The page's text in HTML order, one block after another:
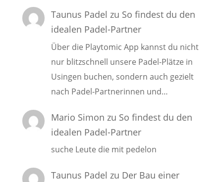
Taunus Padel zu So findest du den
idealen Padel-Partner
Über die Playtomic App kannst du nicht
nur blitzschnell unsere Padel-Plätze in
Usingen buchen, sondern auch gezielt
nach Padel-Partnerinnen und…
Mario Simon zu So findest du den
idealen Padel-Partner
suche Leute die mit pedelon
Taunus Padel zu Der Bau einer